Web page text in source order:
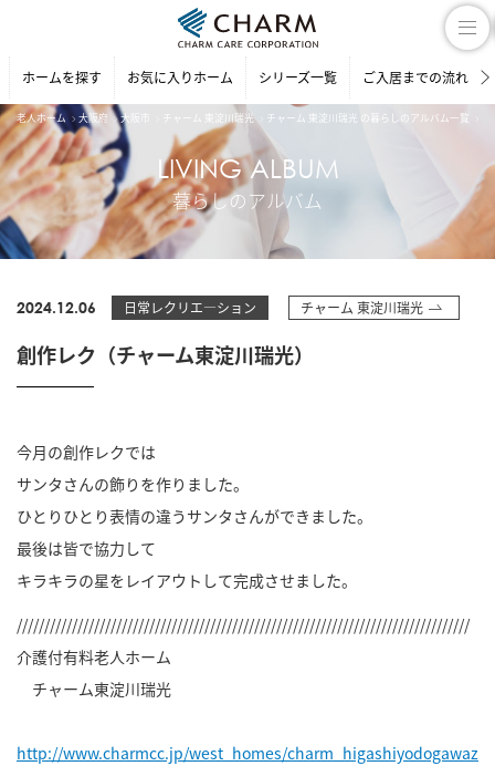
ホームを探す お気に入りホーム シリーズ一覧 ご入居までの流れ
老人ホーム 大阪府 大阪市 チャーム 東淀川瑞光 チャーム 東淀川瑞光 の暮らしのアルバム一覧
LIVING ALBUM
暮らしのアルバム
2024.12.06 日常レクリエ―ション チャーム 東淀川瑞光
創作レク（チャーム東淀川瑞光）
今月の創作レクでは
サンタさんの飾りを作りました。
ひとりひとり表情の違うサンタさんができました。
最後は皆で協力して
キラキラの星をレイアウトして完成させました。
//////////////////////////////////////////////////////////////////////////////////
介護付有料老人ホーム
チャーム東淀川瑞光
http://www.charmcc.jp/west_homes/charm_higashiyodogawaz